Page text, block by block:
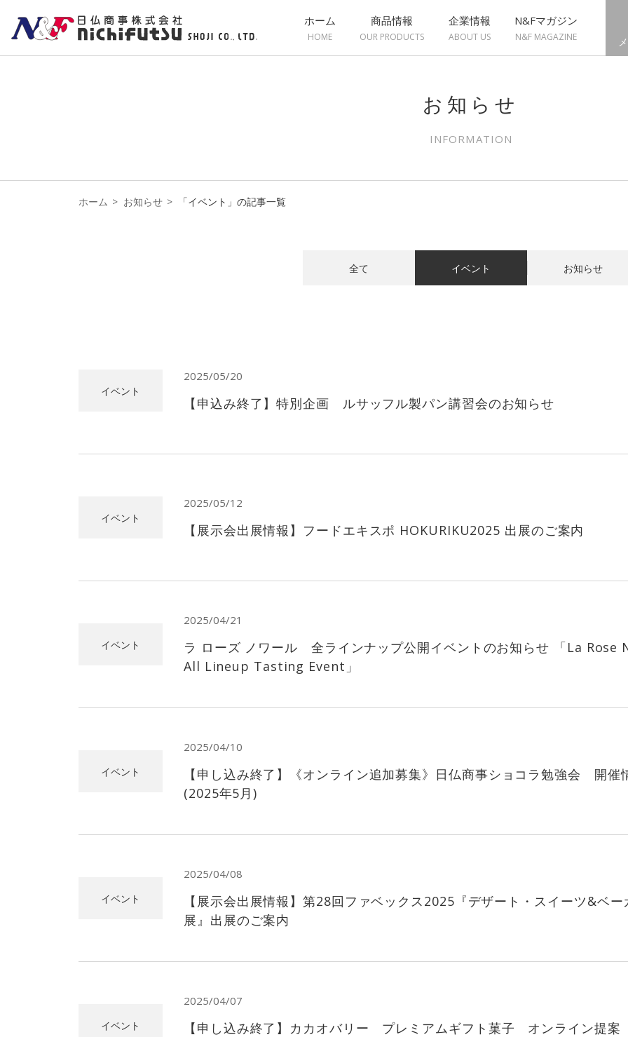
ホーム
HOME
商品情報
OUR PRODUCTS
企業情報
ABOUT US
N&Fマガジン
N&F MAGAZINE
お知らせ
INFORMATION
ホーム お知らせ 「イベント」の記事一覧
全て イベント お知らせ
イベント
2025/05/20
【申込み終了】特別企画 ルサッフル製パン講習会のお知らせ
イベント
2025/05/12
【展示会出展情報】フードエキスポ HOKURIKU2025 出展のご案内
イベント
2025/04/21
ラ ローズ ノワール 全ラインナップ公開イベントのお知らせ 「La Rose
All Lineup Tasting Event」
イベント
2025/04/10
【申し込み終了】《オンライン追加募集》日仏商事ショコラ勉強会 開催
(2025年5月)
イベント
2025/04/08
【展示会出展情報】第28回ファベックス2025『デザート・スイーツ&ベー
展』出展のご案内
イベント
2025/04/07
【申し込み終了】カカオバリー プレミアムギフト菓子 オンライン提